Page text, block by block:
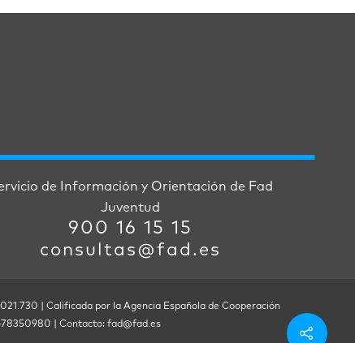
de Información y Orientación de Fad
Juventud
900 16 15 15
consultas@fad.es
| Calificada por la Agencia Española de Cooperación
| Contacto: fad@fad.es